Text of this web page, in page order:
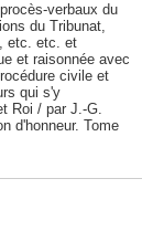
verbaux du
du Tribunat,
etc. etc. et
et raisonnée avec
civile et
qui s'y
Roi / par J.-G.
d'honneur. Tome